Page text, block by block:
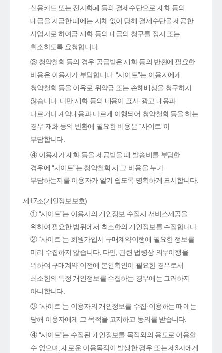
신용카드 또는 전자화폐 등의 결제수단으로 재화 등의
대금을 지급한 때에는 지체 없이 당해 결제수단을 제공한
사업자로 하여금 재화 등의 대금의 청구를 정지 또는
취소하도록 요청합니다.
③ 청약철회 등의 경우 공급받은 재화 등의 반환에 필요한
비용은 이용자가 부담합니다. “사이트”는 이용자에게
청약철회 등을 이유로 위약금 또는 손해배상을 청구하지
않습니다. 다만 재화 등의 내용이 표시·광고 내용과
다르거나 계약내용과 다르게 이행되어 청약철회 등을 하는
경우 재화 등의 반환에 필요한 비용은 “사이트”이
부담합니다.
④ 이용자가 재화 등을 제공받을 때 발송비를 부담한
경우에 “사이트”는 청약철회 시 그 비용을 누가
부담하는지를 이용자가 알기 쉽도록 명확하게 표시합니다.
제17조(개인정보보호)
① “사이트”는 이용자의 개인정보 수집시 서비스제공을
위하여 필요한 범위에서 최소한의 개인정보를 수집합니다.
② “사이트”는 회원가입시 구매계약이행에 필요한 정보를
미리 수집하지 않습니다. 다만, 관련 법령상 의무이행을
위하여 구매계약 이전에 본인확인이 필요한 경우로서
최소한의 특정 개인정보를 수집하는 경우에는 그러하지
아니합니다.
③ “사이트”는 이용자의 개인정보를 수집·이용하는 때에는
당해 이용자에게 그 목적을 고지하고 동의를 받습니다.
④ “사이트”는 수집된 개인정보를 목적외의 용도로 이용할
수 없으며, 새로운 이용목적이 발생한 경우 또는 제3자에게